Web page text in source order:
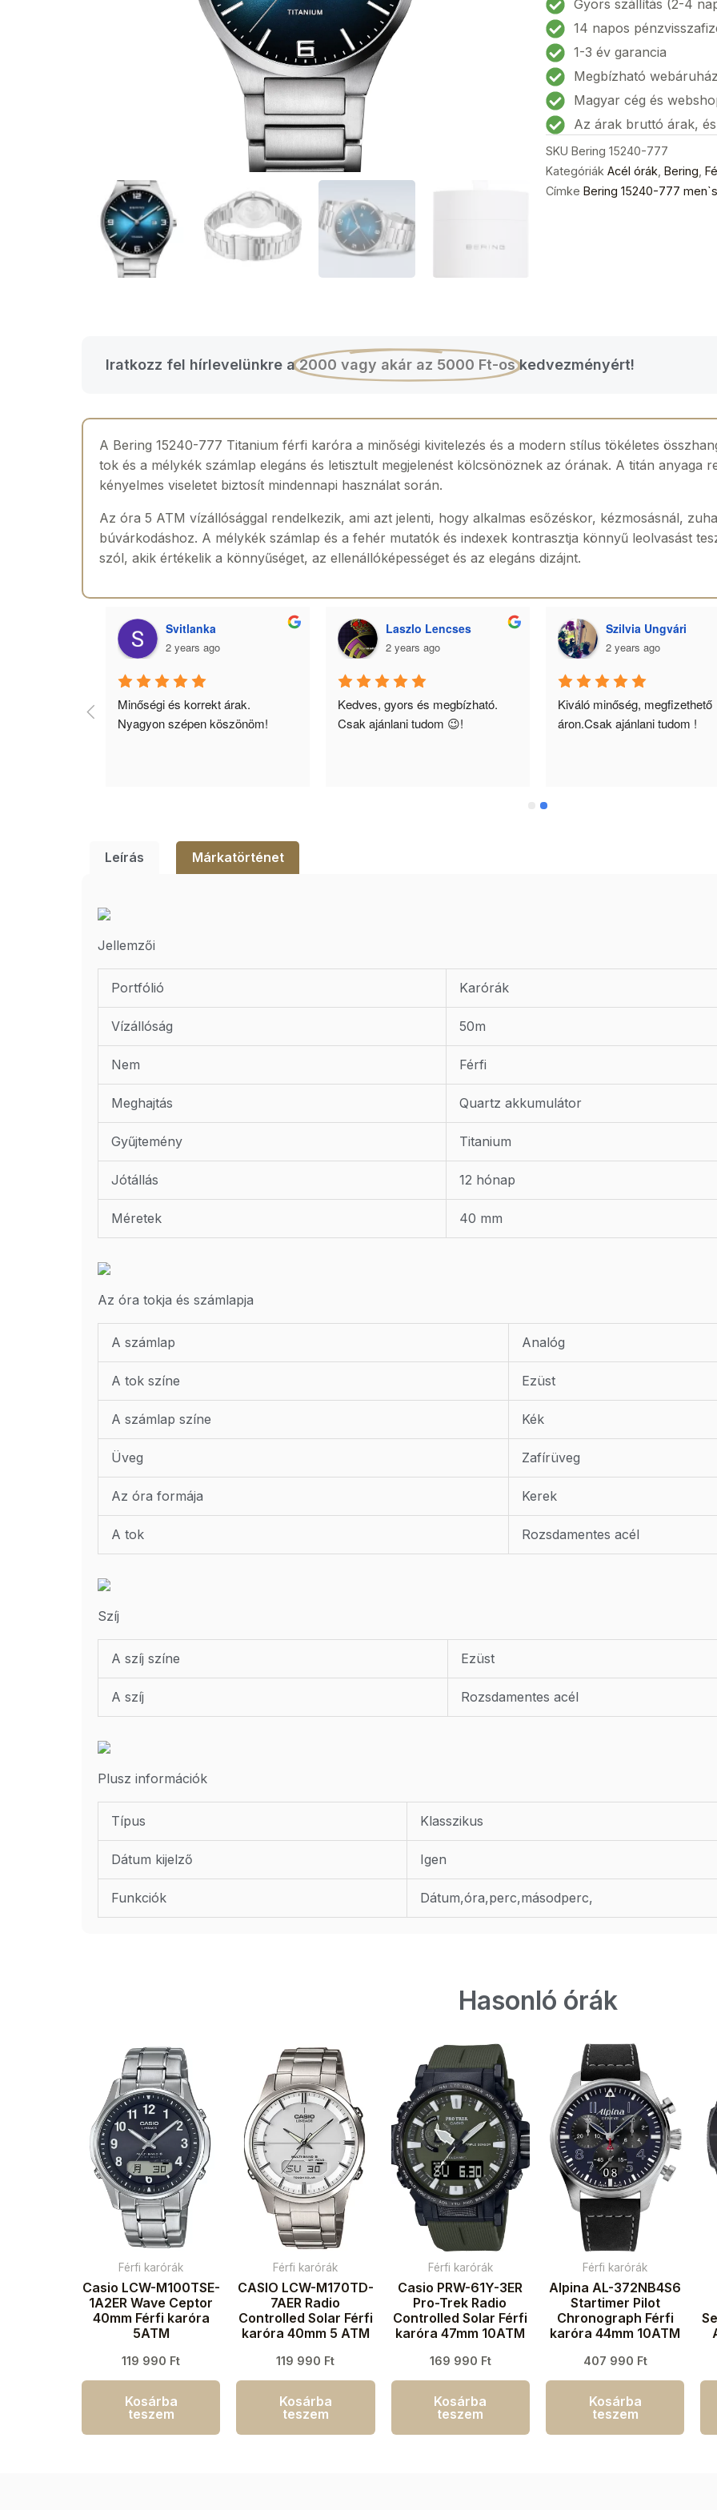
Férfi
karóra
40mm
5ATM
mennyiség
Gyors szállítás (2-4
14 napos
1-3 év garancia
Megbízható webáruház
Magyar cég és
Az árak bruttó árak,
SKU Bering 15240-777
Kategóriák Acél órák Bering
Címke Bering 15240-777
Iratkozz fel hírlevelünkre a2000 vagy akár az 5000 Ft-os kedvezményért!
A Bering 15240-777 Titanium férfi karóra a minőségi kivitelezés és a modern stílus tökéletes
tok és a mélykék számlap elegáns és letisztult megjelenést kölcsönöznek az órának. A titán anyaga
kényelmes viseletet biztosít mindennapi használat során.
Az óra 5 ATM vízállósággal rendelkezik, ami azt jelenti, hogy alkalmas esőzéskor, kézmosásnál,
búvárkodáshoz. A mélykék számlap és a fehér mutatók és indexek kontrasztja könnyű leolvasást
szól, akik értékelik a könnyűséget, az ellenállóképességet és az elegáns dizájnt.
Svitlanka
2 years ago
Minőségi és korrekt árak.
Nyagyon szépen köszönöm!
Laszlo Lencses
2 years ago
Kedves, gyors és megbízható.
Csak ajánlani tudom 😉!
Szilvia Ungvári
2 years ago
Kiváló minőség, megfizethető
áron.Csak ajánlani tudom !
Leírás Márkatörténet
Jellemzői
Portfólió Karórák
Vízállóság 50m
Nem Férfi
Meghajtás Quartz akkumulátor
Gyűjtemény Titanium
Jótállás 12 hónap
Méretek 40 mm
Az óra tokja és számlapja
A számlap Analóg
A tok színe Ezüst
A számlap színe Kék
Üveg Zafírüveg
Az óra formája Kerek
A tok Rozsdamentes acél
Szíj
A szíj színe Ezüst
A szíj Rozsdamentes acél
Plusz információk
Típus Klasszikus
Dátum kijelző Igen
Funkciók Dátum,óra,perc,másodperc,
Hasonló órák
Férfi karórák
Casio LCW-M100TSE-
1A2ER Wave Ceptor
40mm Férfi karóra
5ATM
119 990 Ft
Kosárba
teszem
Férfi karórák
CASIO LCW-M170TD-
7AER Radio
Controlled Solar Férfi
karóra 40mm 5 ATM
119 990 Ft
Kosárba
teszem
Férfi karórák
Casio PRW-61Y-3ER
Pro-Trek Radio
Controlled Solar Férfi
karóra 47mm 10ATM
169 990 Ft
Kosárba
teszem
Férfi karórák
Alpina AL-372NB4S6
Startimer Pilot
Chronograph Férfi
karóra 44mm 10ATM
407 990 Ft
Kosárba
teszem